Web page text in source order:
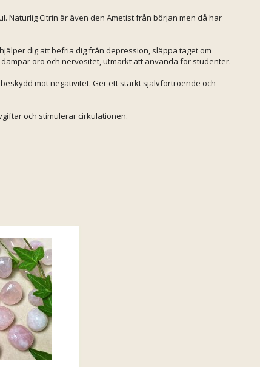
Naturlig Citrin är även den Ametist från början men då har
dig att befria dig från depression, släppa taget om
oro och nervositet, utmärkt att använda för studenter.
mot negativitet. Ger ett starkt självförtroende och
och stimulerar cirkulationen.